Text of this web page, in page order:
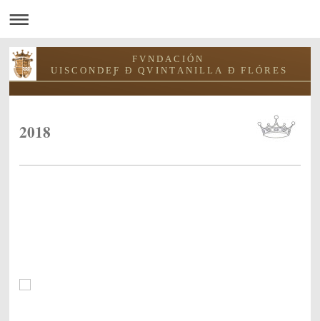
F V N D A C I Ó N
U I S C O N D E Ƒ Ð Q V I N T A N I L L A Ð F L Ó R E S
2018